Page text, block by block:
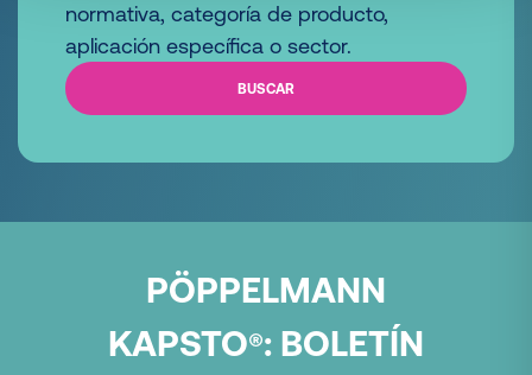
normativa, categoría de producto,
aplicación específica o sector.
BUSCAR
PÖPPELMANN
KAPSTO®: BOLETÍN